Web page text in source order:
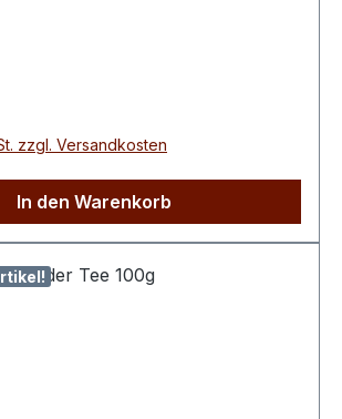
Wasser übergießen, 5
lassen.
zzgl. Versandkosten
In den Warenkorb